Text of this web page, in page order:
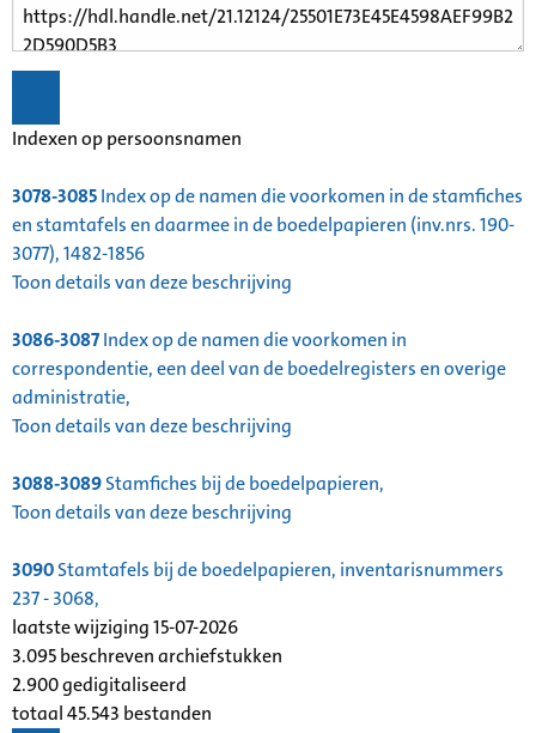
Indexen op persoonsnamen
3078-3085Index op de namen die voorkomen in de stamfiches
en stamtafels en daarmee in de boedelpapieren (inv.nrs. 190-
3077), 1482-1856
Toon details van deze beschrijving
3086-3087Index op de namen die voorkomen in
correspondentie, een deel van de boedelregisters en overige
administratie,
Toon details van deze beschrijving
3088-3089Stamfiches bij de boedelpapieren,
Toon details van deze beschrijving
3090Stamtafels bij de boedelpapieren, inventarisnummers
237 - 3068,
laatste wijziging 15-07-2026
3.095 beschreven archiefstukken
2.900 gedigitaliseerd
totaal 45.543 bestanden